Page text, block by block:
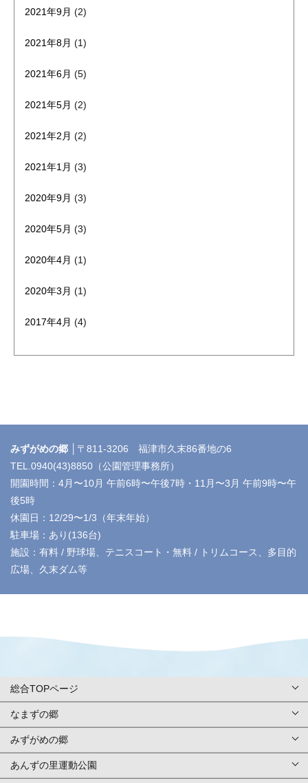
2021年9月 (2)
2021年8月 (1)
2021年6月 (5)
2021年5月 (2)
2021年2月 (2)
2021年1月 (3)
2020年9月 (3)
2020年5月 (3)
2020年4月 (1)
2020年3月 (1)
2017年4月 (4)
みずがめの郷 │ 〒811-3206 福津市久末86番地の6
TEL.0940(43)8850（公園管理事務所）
開園時間：4月〜10月 午前6時〜午後7時・11月〜3月 午前9時〜午
後5時
休園日：12/29〜1/3（年末年始）
駐車場：あり(136台)
施設：有料 / 野球場、テニスコート・無料 / トリムコース、多目的
広場、久末ダム等
総合TOPページ
総合TOPページ
利用案内・申請
なまずの郷
TOPページ
基本情報
みずがめの郷
TOPページ
あんずの里運動公園